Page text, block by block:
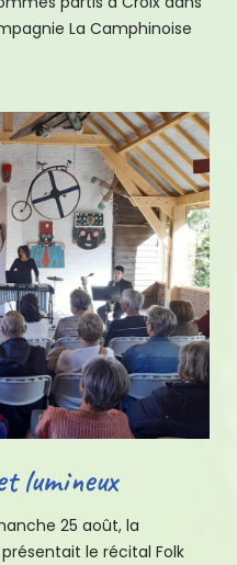
La Camphinoise
lumineux
25 août, la
le récital Folk